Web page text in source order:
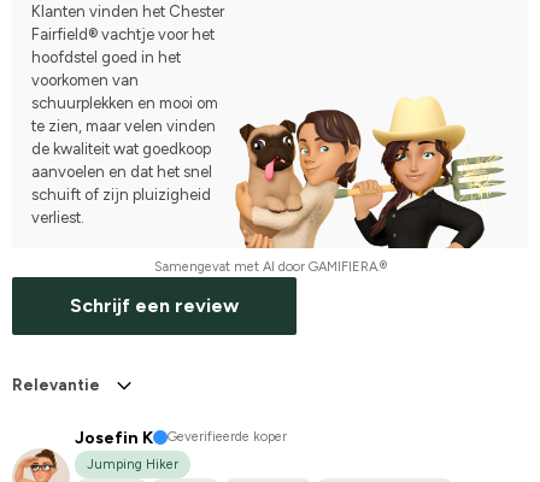
Klanten vinden het Chester
Fairfield® vachtje voor het
hoofdstel goed in het
voorkomen van
schuurplekken en mooi om
te zien, maar velen vinden
de kwaliteit wat goedkoop
aanvoelen en dat het snel
schuift of zijn pluizigheid
verliest.
Samengevat met AI door GAMIFIERA.®
Schrijf een review
Relevantie
Josefin K
Geverifieerde koper
Jumping Hiker